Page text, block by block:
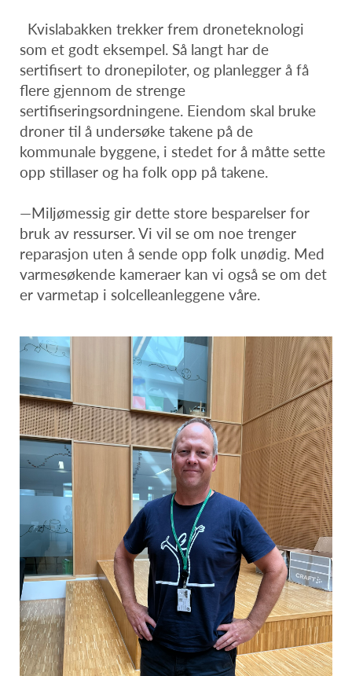
Kvislabakken trekker frem droneteknologi
som et godt eksempel. Så langt har de
sertifisert to dronepiloter, og planlegger å få
flere gjennom de strenge
sertifiseringsordningene. Eiendom skal bruke
droner til å undersøke takene på de
kommunale byggene, i stedet for å måtte sette
opp stillaser og ha folk opp på takene.
—Miljømessig gir dette store besparelser for
bruk av ressurser. Vi vil se om noe trenger
reparasjon uten å sende opp folk unødig. Med
varmesøkende kameraer kan vi også se om det
er varmetap i solcelleanleggene våre.